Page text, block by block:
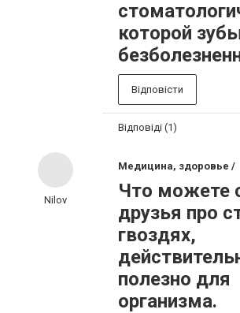
которой
Відповісти
Відповіді (1)
Nilov
Медицина, здоровье /
Что можете
друзья про
гвоздях,
полезно для
организма.